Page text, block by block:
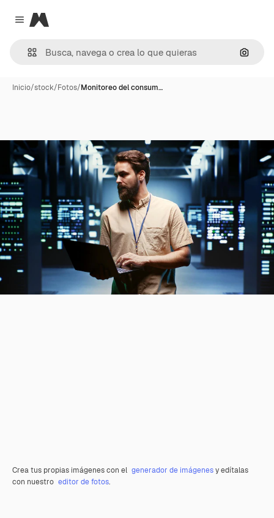
Close menu
Magnific
Inicio/stock/Fotos/Monitoreo del consum…
Crea tus propias imágenes con el generador de imágenesy edítalas
con nuestro editor de fotos.